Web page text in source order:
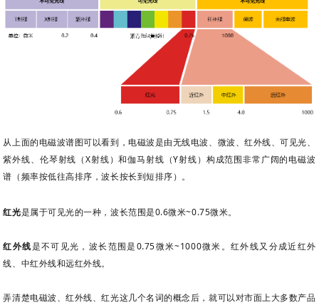
从上面的电磁波谱图可以看到，电磁波是由无线电波、微波、红外线、可见光、
紫外线、伦琴射线（X射线）和伽马射线（Y射线）构成范围非常广阔的电磁波
谱（频率按低往高排序，波长按长到短排序）。
红光是属于可见光的一种，波长范围是0.6微米~0.75微米。
红外线是不可见光，波长范围是0.75微米~1000微米。红外线又分成近红外
线、中红外线和远红外线。
弄清楚电磁波、红外线、红光这几个名词的概念后，就可以对市面上大多数产品